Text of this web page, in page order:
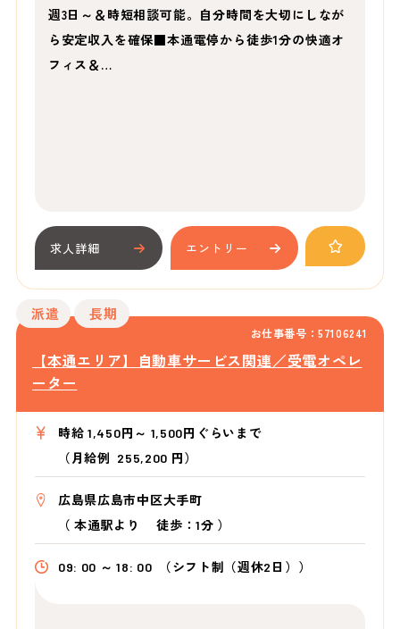
週3日～＆時短相談可能。自分時間を大切にしなが
ら安定収入を確保■本通電停から徒歩1分の快適オ
フィス＆…
求人詳細 エントリー
お仕事番号：57106241
派遣 長期
【本通エリア】自動車サービス関連／受電オペレ
ーター
時給 1,450円～ 1,500円ぐらいまで
（月給例 255,200 円）
広島県広島市中区大手町
（本通駅より徒歩：1分 ）
09: 00 ～ 18: 00 （シフト制（週休2日））